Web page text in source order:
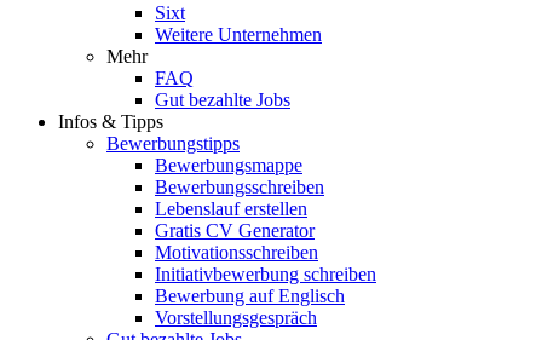
Sixt
Weitere Unternehmen
Mehr
FAQ
Gut bezahlte Jobs
Infos & Tipps
Bewerbungstipps
Bewerbungsmappe
Bewerbungsschreiben
Lebenslauf erstellen
Gratis CV Generator
Motivationsschreiben
Initiativbewerbung schreiben
Bewerbung auf Englisch
Vorstellungsgespräch